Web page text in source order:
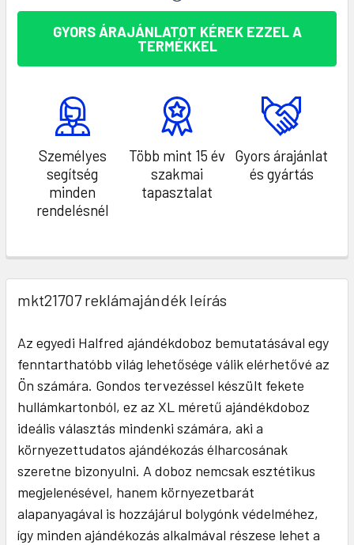
GYORS ÁRAJÁNLATOT KÉREK EZZEL A
TERMÉKKEL
Személyes
segítség
minden
rendelésnél
Több mint 15 év
szakmai
tapasztalat
Gyors árajánlat
és gyártás
mkt21707 reklámajándék leírás
Az egyedi Halfred ajándékdoboz bemutatásával egy
fenntarthatóbb világ lehetősége válik elérhetővé az
Ön számára. Gondos tervezéssel készült fekete
hullámkartonból, ez az XL méretű ajándékdoboz
ideális választás mindenki számára, aki a
környezettudatos ajándékozás élharcosának
szeretne bizonyulni. A doboz nemcsak esztétikus
megjelenésével, hanem környezetbarát
alapanyagával is hozzájárul bolygónk védelméhez,
így minden ajándékozás alkalmával részese lehet a